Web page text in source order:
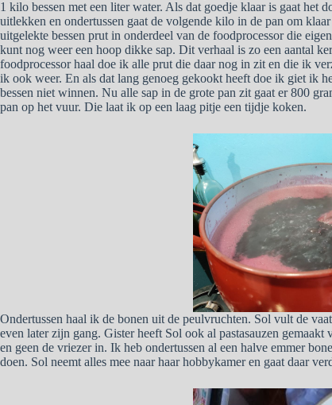
1 kilo bessen met een liter water. Als dat goedje klaar is gaat het
uitlekken en ondertussen gaat de volgende kilo in de pan om
uitgelekte bessen prut in onderdeel van de foodprocessor die
kunt nog weer een hoop dikke sap. Dit verhaal is zo een aantal
foodprocessor haal doe ik alle prut die daar nog in zit en die ik
ik ook weer. En als dat lang genoeg gekookt heeft doe ik giet ik
bessen niet winnen. Nu alle sap in de grote pan zit gaat er 800
pan op het vuur. Die laat ik op een laag pitje een tijdje koken.
Ondertussen haal ik de bonen uit de peulvruchten. Sol vult de
even later zijn gang. Gister heeft Sol ook al pastasauzen
en geen de vriezer in. Ik heb ondertussen al een halve emmer
doen. Sol neemt alles mee naar haar hobbykamer en gaat daar